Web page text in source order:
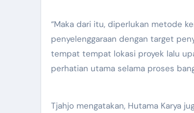
“Maka dari itu, diperlukan metode
penyelenggaraan dengan target
tempat tempat lokasi proyek lalu
perhatian utama selama proses
Tjahjo mengatakan, Hutama Karya